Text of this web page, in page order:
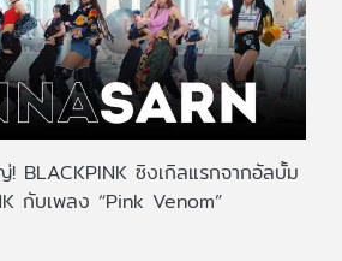
BLACKPINK ซิงเกิลแรกจากอัลบั้ม
กับเพลง “Pink Venom”